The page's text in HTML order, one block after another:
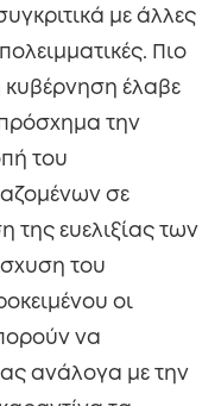
με άλλες
Πιο
κυβέρνηση έλαβε
την
του
σε
της ευελιξίας των
του
οι
να
ανάλογα με την